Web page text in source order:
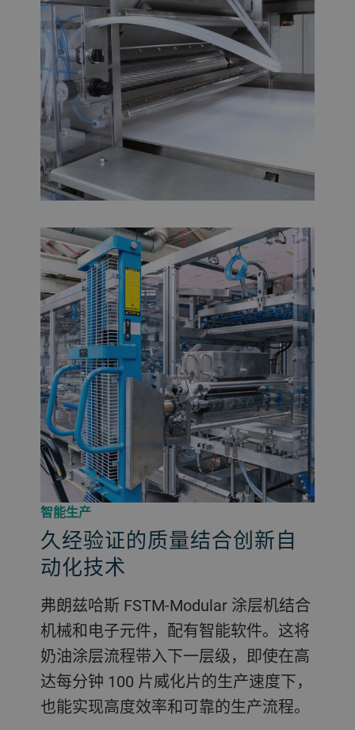
智能生产
久经验证的质量结合创新自
动化技术
弗朗兹哈斯 FSTM-Modular 涂层机结合
机械和电子元件，配有智能软件。这将
奶油涂层流程带入下一层级，即使在高
达每分钟 100 片威化片的生产速度下，
也能实现高度效率和可靠的生产流程。